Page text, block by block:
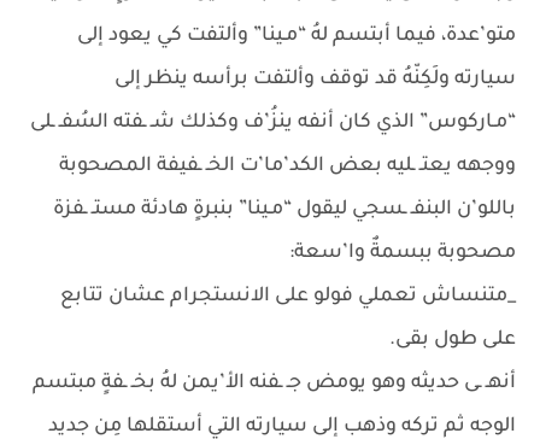
متو’عدة، فيما أبتسم لهُ “مـينا” وألتفت كي يعود إلى
سيارته ولَكِنّهُ قد توقف وألتفت برأسه ينظر إلى
“مـاركوس” الذي كان أنفه ينزُ’ف وكذلك شـ ـفته السُفـ ـلى
ووجهه يعتـ ـليه بعض الكد’ما’ت الخـ ـفيفة المصحوبة
باللو’ن البنفـ ـسجي ليقول “مـينا” بنبرةٍ هادئة مستـ ـفزة
مصحوبة ببسمةٌ وا’سعة:
_متنساش تعملي فولو على الانستجرام عشان تتابع
على طول بقى.
أنهـ ـى حديثه وهو يومض جـ ـفنه الأ’يمن لهُ بخـ ـفةٍ مبتسم
الوجه ثم تركه وذهب إلى سيارته التي أستقلها مِن جديد